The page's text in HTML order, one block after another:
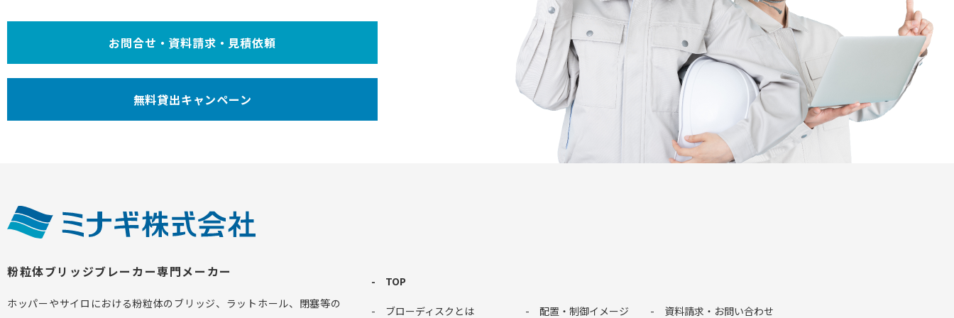
お問合せ・資料請求・見積依頼
無料貸出キャンペーン
粉粒体ブリッジブレーカー専門メーカー
ホッパーやサイロにおける粉粒体のブリッジ、ラットホール、閉塞等の
TOP
ブローディスクとは 配置・制御イメージ 資料請求・お問い合わせ